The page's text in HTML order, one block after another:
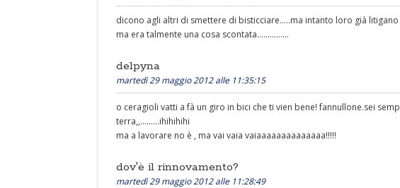
dicono agli altri di smettere di bisticciare.....ma intanto loro già
ma era talmente una cosa scontata...............
delpyna
martedì 29 maggio 2012 alle 11:35:15
o ceragioli vatti a fà un giro in bici che ti vien bene! fannullone.sei
terra,,.........ihihihihi
ma a lavorare no è , ma vai vaia vaiaaaaaaaaaaaaaa!!!!!
dov'è il rinnovamento?
martedì 29 maggio 2012 alle 11:28:49